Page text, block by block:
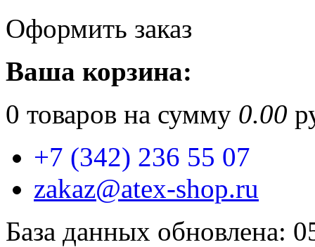
Оформить заказ
Ваша корзина:
0 товаров на сумму 0.00
+7 (342) 236 55 07
zakaz@atex-shop.ru
База данных обновлена: